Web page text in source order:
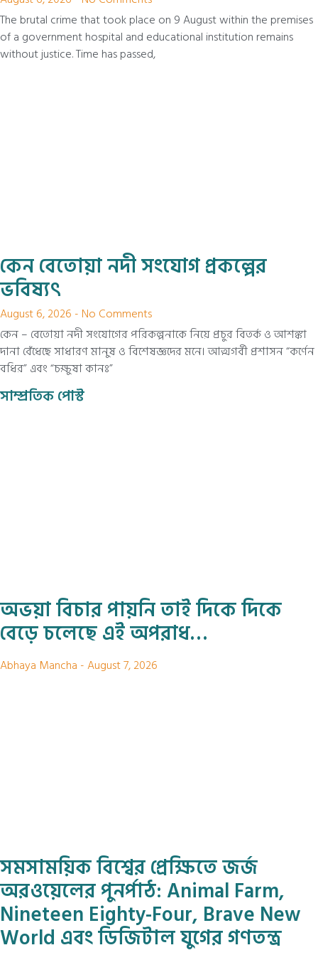
The brutal crime that took place on 9 August within the premises
of a government hospital and educational institution remains
without justice. Time has passed,
কেন বেতোয়া নদী সংযোগ প্রকল্পের
ভবিষ্যৎ
August 6, 2026 No Comments
কেন – বেতোয়া নদী সংযোগের পরিকল্পনাকে নিয়ে প্রচুর বিতর্ক ও আশঙ্কা
দানা বেঁধেছে সাধারণ মানুষ ও বিশেষজ্ঞদের মনে। আত্মগর্বী প্রশাসন “কর্ণেন
বধির” এবং “চক্ষুষা কানঃ”
সাম্প্রতিক পোস্ট
অভয়া বিচার পায়নি তাই দিকে দিকে
বেড়ে চলেছে এই অপরাধ…
Abhaya Mancha August 7, 2026
সমসাময়িক বিশ্বের প্রেক্ষিতে জর্জ
অরওয়েলের পুনর্পাঠ: Animal Farm,
Nineteen Eighty-Four, Brave New
World এবং ডিজিটাল যুগের গণতন্ত্র